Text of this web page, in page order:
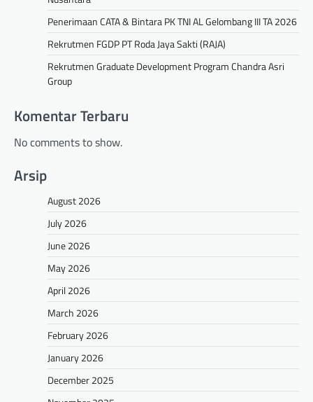
Penerimaan CATA & Bintara PK TNI AL Gelombang III TA 2026
Rekrutmen FGDP PT Roda Jaya Sakti (RAJA)
Rekrutmen Graduate Development Program Chandra Asri
Group
Komentar Terbaru
No comments to show.
Arsip
August 2026
July 2026
June 2026
May 2026
April 2026
March 2026
February 2026
January 2026
December 2025